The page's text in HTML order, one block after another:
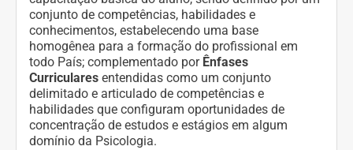
conjunto de competências, habilidades e
conhecimentos, estabelecendo uma base
homogênea para a formação do profissional em
todo País; complementado por Ênfases
Curriculares entendidas como um conjunto
delimitado e articulado de competências e
habilidades que configuram oportunidades de
concentração de estudos e estágios em algum
domínio da Psicologia.